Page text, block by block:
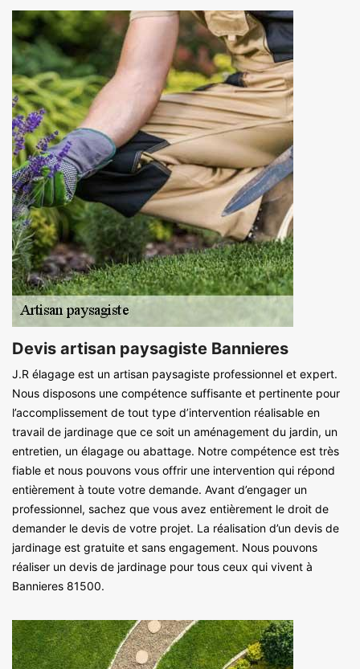
Devis artisan paysagiste Bannieres
J.R élagage est un artisan paysagiste professionnel et expert.
Nous disposons une compétence suffisante et pertinente pour
l’accomplissement de tout type d’intervention réalisable en
travail de jardinage que ce soit un aménagement du jardin, un
entretien, un élagage ou abattage. Notre compétence est très
fiable et nous pouvons vous offrir une intervention qui répond
entièrement à toute votre demande. Avant d’engager un
professionnel, sachez que vous avez entièrement le droit de
demander le devis de votre projet. La réalisation d’un devis de
jardinage est gratuite et sans engagement. Nous pouvons
réaliser un devis de jardinage pour tous ceux qui vivent à
Bannieres 81500.